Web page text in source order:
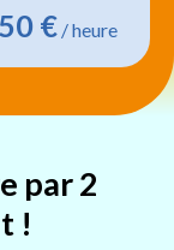
€ / heure
par 2
!